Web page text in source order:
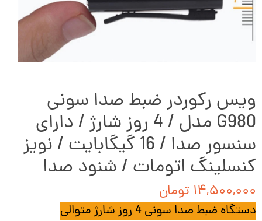
ویس رکوردر ضبط صدا سونی
G980 مدل / 4 روز شارژ / دارای
سنسور صدا / 16 گیگابایت / نویز
کنسلینگ اتومات / شنود صدا
۱۴,۵۰۰,۰۰۰ تومان
دستگاه ضبط صدا سونی 4 روز شارژ متوالی